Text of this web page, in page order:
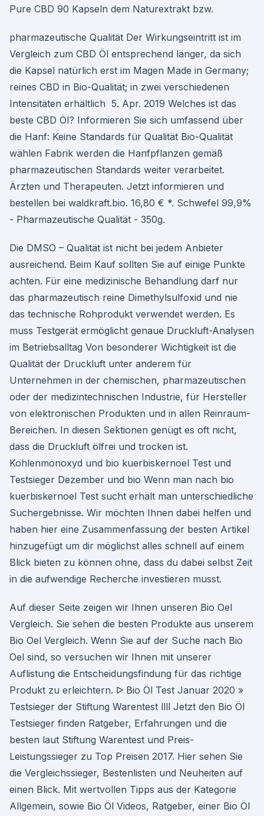
Pure CBD 90 Kapseln dem Naturextrakt bzw.
pharmazeutische Qualität Der Wirkungseintritt ist im
Vergleich zum CBD Öl entsprechend länger, da sich
die Kapsel natürlich erst im Magen Made in Germany;
reines CBD in Bio-Qualität; in zwei verschiedenen
Intensitäten erhältlich 5. Apr. 2019 Welches ist das
beste CBD Öl? Informieren Sie sich umfassend über
die Hanf: Keine Standards für Qualität Bio-Qualität
wählen Fabrik werden die Hanfpflanzen gemäß
pharmazeutischen Standards weiter verarbeitet.
Ärzten und Therapeuten. Jetzt informieren und
bestellen bei waldkraft.bio. 16,80 € *. Schwefel 99,9%
- Pharmazeutische Qualität - 350g.
Die DMSO – Qualität ist nicht bei jedem Anbieter
ausreichend. Beim Kauf sollten Sie auf einige Punkte
achten. Für eine medizinische Behandlung darf nur
das pharmazeutisch reine Dimethylsulfoxid und nie
das technische Rohprodukt verwendet werden. Es
muss Testgerät ermöglicht genaue Druckluft-Analysen
im Betriebsalltag Von besonderer Wichtigkeit ist die
Qualität der Druckluft unter anderem für
Unternehmen in der chemischen, pharmazeutischen
oder der medizintechnischen Industrie, für Hersteller
von elektronischen Produkten und in allen Reinraum-
Bereichen. In diesen Sektionen genügt es oft nicht,
dass die Druckluft ölfrei und trocken ist.
Kohlenmonoxyd und bio kuerbiskernoel Test und
Testsieger Dezember und bio Wenn man nach bio
kuerbiskernoel Test sucht erhält man unterschiedliche
Suchergebnisse. Wir möchten Ihnen dabei helfen und
haben hier eine Zusammenfassung der besten Artikel
hinzugefügt um dir möglichst alles schnell auf einem
Blick bieten zu können ohne, dass du dabei selbst Zeit
in die aufwendige Recherche investieren musst.
Auf dieser Seite zeigen wir Ihnen unseren Bio Oel
Vergleich. Sie sehen die besten Produkte aus unserem
Bio Oel Vergleich. Wenn Sie auf der Suche nach Bio
Oel sind, so versuchen wir Ihnen mit unserer
Auflistung die Entscheidungsfindung für das richtige
Produkt zu erleichtern. ᐅ Bio Öl Test Januar 2020 »
Testsieger der Stiftung Warentest llll Jetzt den Bio Öl
Testsieger finden Ratgeber, Erfahrungen und die
besten laut Stiftung Warentest und Preis-
Leistungssieger zu Top Preisen 2017. Hier sehen Sie
die Vergleichssieger, Bestenlisten und Neuheiten auf
einen Blick. Mit wertvollen Tipps aus der Kategorie
Allgemein, sowie Bio Öl Videos, Ratgeber, einer Bio Öl